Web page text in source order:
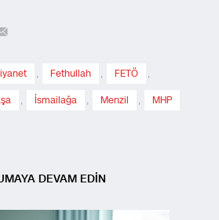
, Fethullah , FETÖ ,
, İsmailağa , Menzil , MHP
DEVAM EDİN